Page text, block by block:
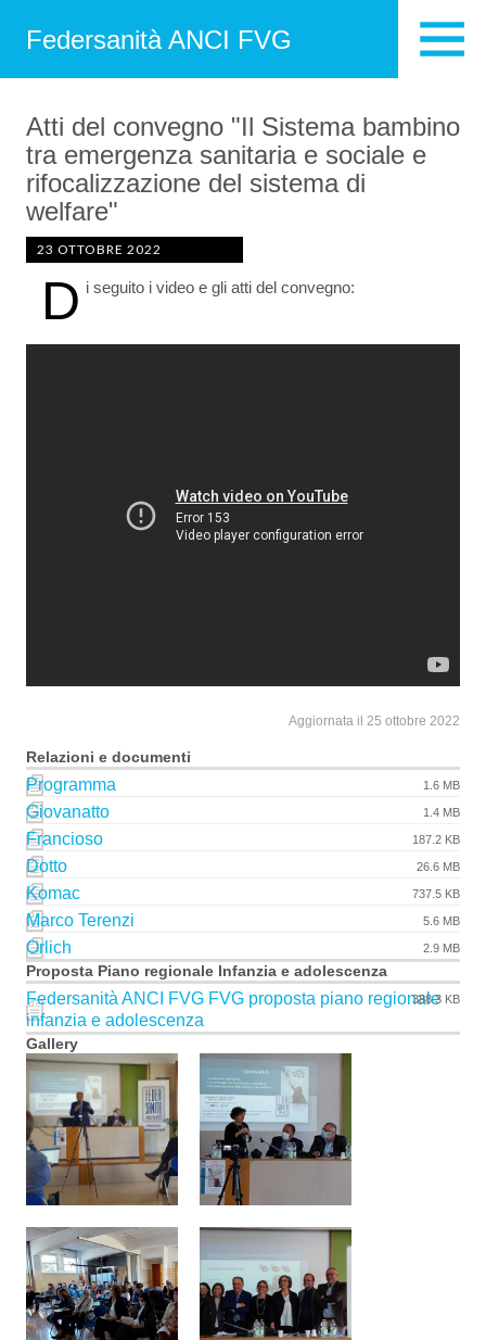
Federsanità ANCI FVG
Atti del convegno "Il Sistema bambino
tra emergenza sanitaria e sociale e
rifocalizzazione del sistema di
welfare"
23 OTTOBRE 2022
D i seguito i video e gli atti del convegno:
Aggiornata il 25 ottobre 2022
Relazioni e documenti
Programma 1.6 MB
Giovanatto 1.4 MB
Francioso 187.2 KB
Dotto 26.6 MB
Komac 737.5 KB
Marco Terenzi 5.6 MB
Orlich 2.9 MB
Proposta Piano regionale Infanzia e adolescenza
Federsanità ANCI FVG FVG proposta piano regionale
infanzia e adolescenza
388.3 KB
Gallery